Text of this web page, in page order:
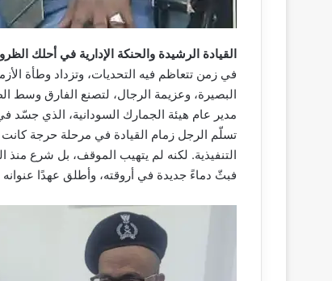
القيادة الرشيدة والحنكة الإدارية في أحلك
في زمن تتعاظم فيه التحديات، وتزداد وطأة
البصيرة، وعزيمة الرجال، لتصنع الفارق وسط
مدير عام هيئة الجمارك السودانية، الذي جسّد
تسلّم الرجل زمام القيادة في مرحلة حرجة كانت
التنفيذية. لكنه لم يتهيب الموقف، بل شرع منذ
فبثّ دماءً جديدة في أروقته، وأطلق عهدًا عنوانه